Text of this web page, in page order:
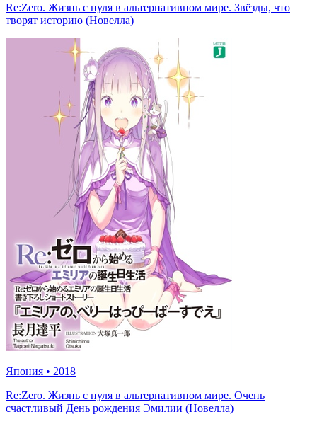
Re:Zero. Жизнь с нуля в альтернативном мире. Звёзды, что
творят историю (Новелла)
Япония • 2018
Re:Zero. Жизнь с нуля в альтернативном мире. Очень
счастливый День рождения Эмилии (Новелла)